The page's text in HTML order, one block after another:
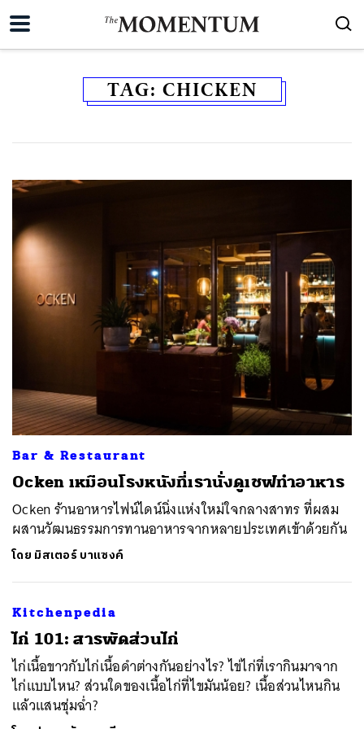
TAG: CHICKEN
Bar & Restaurant
Ocken เหมือนโรงหนังที่เรานั่งดูเชฟทำอาหาร
Ocken ร้านอาหารไฟน์ไดน์นิ่งแห่งใหม่ใจกลางสาทร ที่ผสม
ผสานวัฒนธรรมการทานอาหารจากหลายประเทศเข้าด้วยกัน
โดย มิสเตอร์ บาแซงค์
Kitchenpedia
ไก่ 101: สารพัดส่วนไก่
ไก่เนื้อขาวกับไก่เนื้อดำต่างกันอย่างไร? ไข่ไก่ที่เรากินมาจาก
ไก่แบบไหน? ส่วนใดของเนื้อไก่ที่ไขมันน้อย? เนื้อส่วนไหนกิน
แล้วแสนชุ่มฉ่ำ?
ค้นหา
SHARE TWEET LINE EMAIL